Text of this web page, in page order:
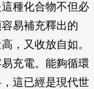
種化合物不但必
易補充釋出的
，又收放自如。
充電。能夠循環
這已經是現代世